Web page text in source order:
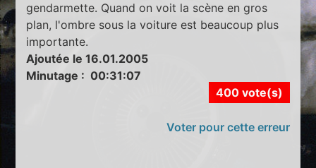
gendarmette. Quand on voit la scène en gros
plan, l'ombre sous la voiture est beaucoup plus
importante.
Ajoutée le 16.01.2005
Minutage : 00:31:07
400 vote(s)
Voter pour cette erreur